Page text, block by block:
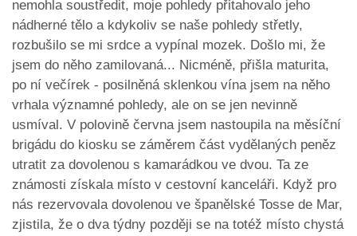
nemohla soustředit, moje pohledy přitahovalo jeho
nádherné tělo a kdykoliv se naše pohledy střetly,
rozbušilo se mi srdce a vypínal mozek. Došlo mi, že
jsem do něho zamilovaná... Nicméně, přišla maturita,
po ní večírek - posilněná sklenkou vína jsem na něho
vrhala významné pohledy, ale on se jen nevinně
usmíval. V polovině června jsem nastoupila na měsíční
brigádu do kiosku se záměrem část vydělaných peněz
utratit za dovolenou s kamarádkou ve dvou. Ta ze
známosti získala místo v cestovní kanceláři. Když pro
nás rezervovala dovolenou ve španělské Tosse de Mar,
zjistila, že o dva týdny později se na totéž místo chystá